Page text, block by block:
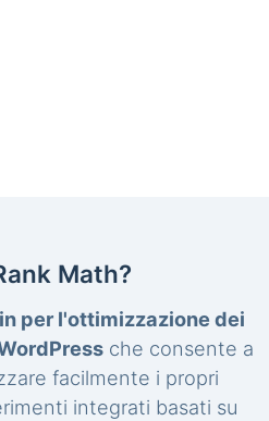
Math?
per l'ottimizzazione dei
che consente a
facilmente i propri
integrati basati su